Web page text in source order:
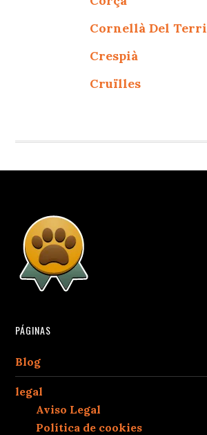
Cornellà Del Terri
Crespià
Cruïlles
PÁGINAS
Blog
legal
Aviso Legal
Política de cookies